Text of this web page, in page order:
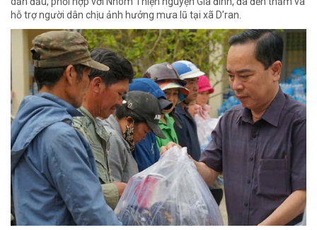
hỗ trợ người dân chịu ảnh hưởng mưa lũ tại xã D’ran.